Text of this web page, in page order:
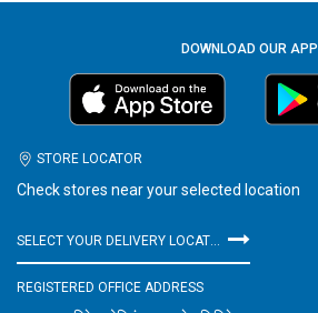
DOWNLOAD OUR APP
STORE LOCATOR
Check stores near your selected location
SELECT YOUR DELIVERY LOCATION
REGISTERED OFFICE ADDRESS